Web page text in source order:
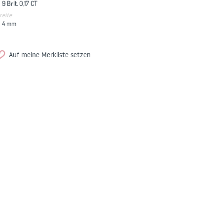
9 Brlt. 0,17 CT
4 mm
Auf meine Merkliste setzen